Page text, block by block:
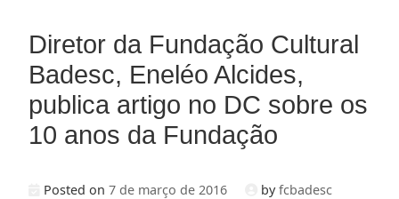
Diretor da Fundação Cultural
Badesc, Eneléo Alcides,
publica artigo no DC sobre os
10 anos da Fundação
Posted on 7 de março de 2016 byfcbadesc